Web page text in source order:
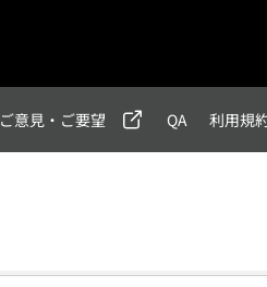
ご意見・ご要望 QA 利用規